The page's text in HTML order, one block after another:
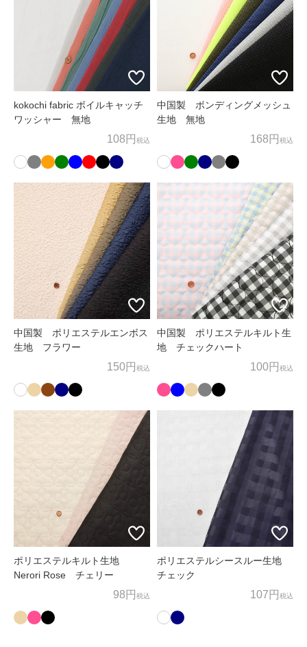
お客様相談窓口
京都府京都市下京区四条通麩屋町東入奈良物町362 株式会社ノム
ラテーラー
オンラインショップ直通TEL/FAX：075-257-7781
kokochi fabric ボイルキャッチ
ワッシャー 無地
108円 税込
中国製 ボンディングメッシュ
生地 無地
168円 税込
中国製 ポリエステルエンボス
生地 フラワー
150円 税込
中国製 ポリエステルキルト生
地 チェックハート
100円 税込
ポリエステルキルト生地
Nerori Rose チェリー
98円 税込
ポリエステルシースルー生地
チェック
107円 税込